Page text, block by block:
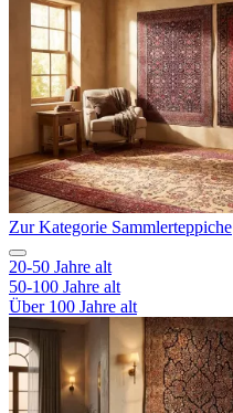
Zur Kategorie Sammlerteppiche
20-50 Jahre alt
50-100 Jahre alt
Über 100 Jahre alt